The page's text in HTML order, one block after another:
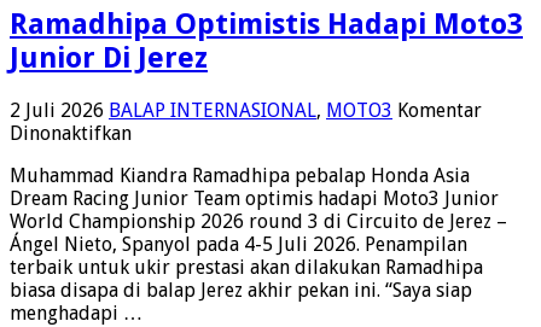
Dan
FP1
Ke
Ramadhipa Optimistis Hadapi Moto3
Junior Di Jerez
2 Juli 2026 BALAP INTERNASIONAL, MOTO3 Komentar
Dinonaktifkanpada
Optimistis
Hadapi
Moto3
Junior
Di
Jerez
Muhammad Kiandra Ramadhipa pebalap Honda Asia
Dream Racing Junior Team optimis hadapi Moto3 Junior
World Championship 2026 round 3 di Circuito de Jerez –
Ángel Nieto, Spanyol pada 4-5 Juli 2026. Penampilan
terbaik untuk ukir prestasi akan dilakukan Ramadhipa
biasa disapa di balap Jerez akhir pekan ini. “Saya siap
menghadapi …